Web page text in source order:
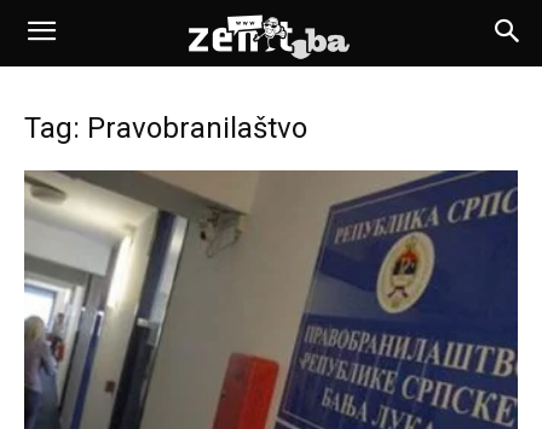
Tag: Pravobranilaštvo